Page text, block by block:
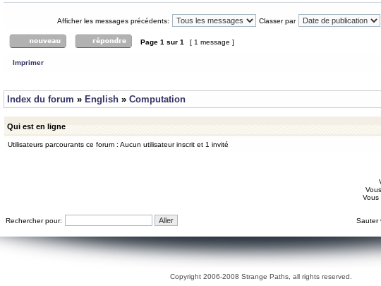
Afficher les messages précédents: Classer par
Page 1 sur 1 [ 1 message ]
Imprimer
Index du forum » English » Computation
Qui est en ligne
Utilisateurs parcourants ce forum : Aucun utilisateur inscrit et 1 invité
Vous
Vous
Rechercher pour: Sauter
Copyright 2006-2008 Strange Paths, all rights reserved.